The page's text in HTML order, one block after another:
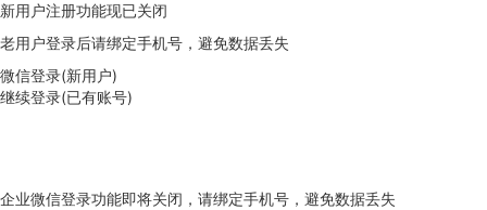
新用户注册功能现已关闭
老用户登录后请绑定手机号，避免数据丢失
微信登录(新用户)
继续登录(已有账号)
企业微信登录功能即将关闭，请绑定手机号，避免数据丢失